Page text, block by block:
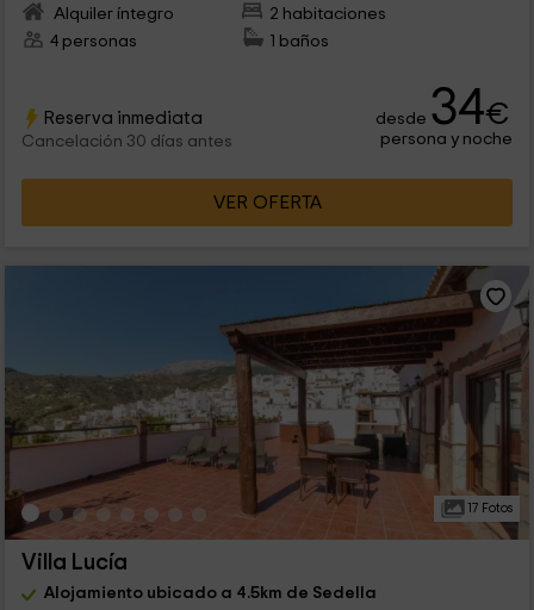
Alquiler íntegro
2 habitaciones
4 personas
1 baños
Reserva inmediata
Cancelación 30 días antes
desde 34€
persona y noche
VER OFERTA
17 Fotos
Villa Lucía
Alojamiento ubicado a 4.5km de Sedella